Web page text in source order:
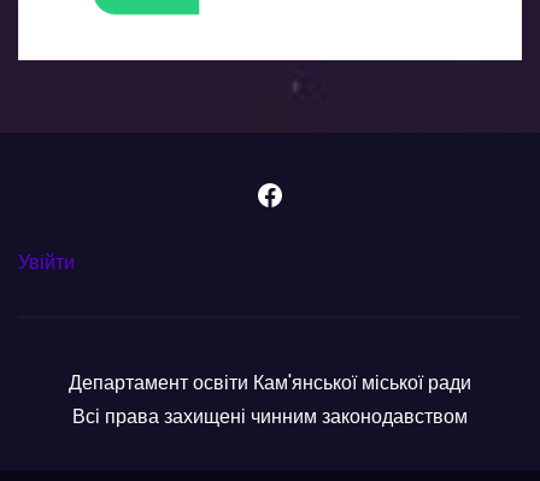
Facebook
Увійти
Департамент освіти Кам'янської міської ради
Всі права захищені чинним законодавством